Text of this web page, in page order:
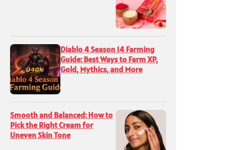
Diablo 4 Season 14 Farming
Guide: Best Ways to Farm XP,
Gold, Mythics, and More
Smooth and Balanced: How to
Pick the Right Cream for
Uneven Skin Tone